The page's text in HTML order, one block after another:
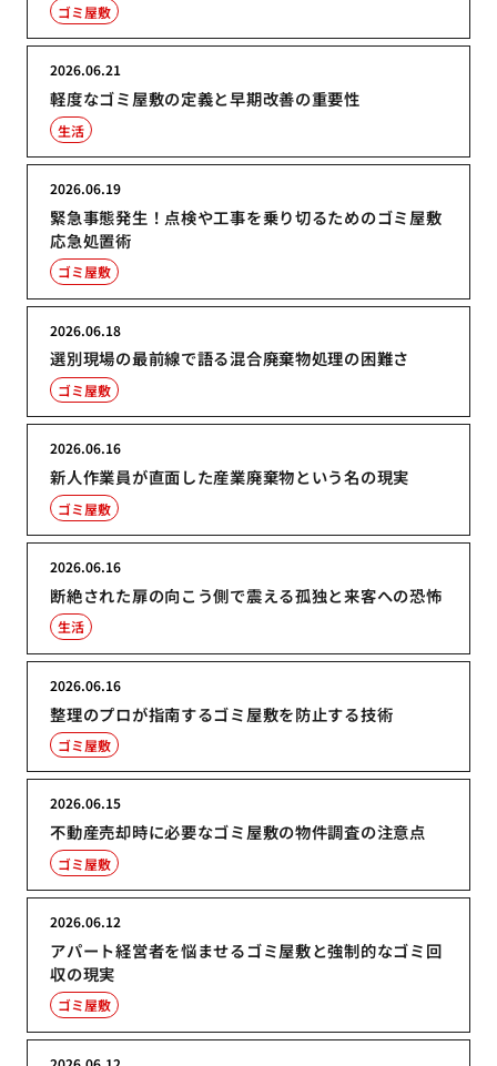
ゴミ屋敷
軽度なゴミ屋敷の定義と早期改善の重要性
2026.06.21
生活
緊急事態発生！点検や工事を乗り切るためのゴミ屋敷
応急処置術
2026.06.19
ゴミ屋敷
選別現場の最前線で語る混合廃棄物処理の困難さ
2026.06.18
ゴミ屋敷
新人作業員が直面した産業廃棄物という名の現実
2026.06.16
ゴミ屋敷
断絶された扉の向こう側で震える孤独と来客への恐怖
2026.06.16
生活
整理のプロが指南するゴミ屋敷を防止する技術
2026.06.16
ゴミ屋敷
不動産売却時に必要なゴミ屋敷の物件調査の注意点
2026.06.15
ゴミ屋敷
アパート経営者を悩ませるゴミ屋敷と強制的なゴミ回
収の現実
2026.06.12
ゴミ屋敷